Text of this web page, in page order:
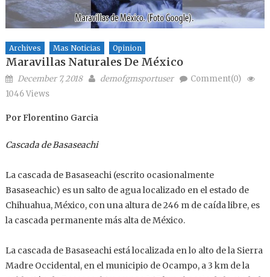
Archives Mas Noticias Opinion
Maravillas Naturales De México
Posted on
December 7, 2018 Author
demofgmsportuser
Comment(0)
1046 Views
Por Florentino Garcia
Cascada de Basaseachi
La cascada de Basaseachi (escrito ocasionalmente
Basaseachic) es un salto de agua localizado en el estado de
Chihuahua, México, con una altura de 246 m de caída libre, es
la cascada permanente más alta de México.
La cascada de Basaseachi está localizada en lo alto de la Sierra
Madre Occidental, en el municipio de Ocampo, a 3 km de la